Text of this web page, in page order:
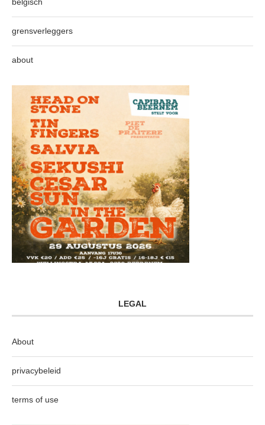
belgisch
grensverleggers
about
LEGAL
About
privacybeleid
terms of use